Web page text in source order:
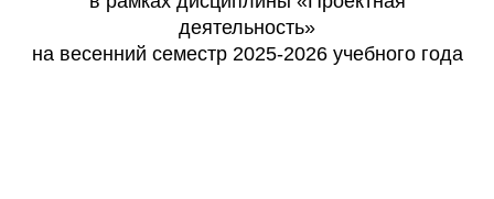
деятельность»
на весенний семестр 2025-2026 учебного года